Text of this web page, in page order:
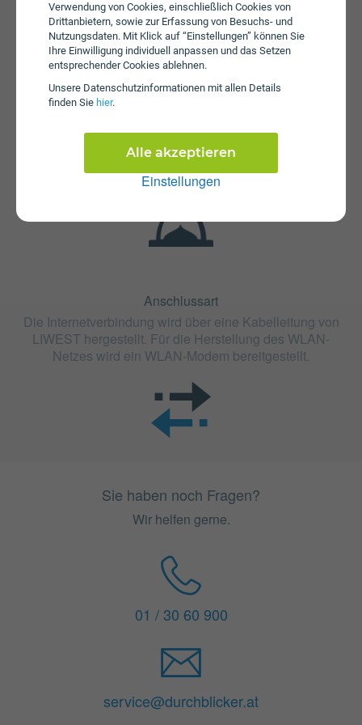
Verwendung von Cookies, einschließlich Cookies von
Drittanbietern, sowie zur Erfassung von Besuchs- und
Nutzungsdaten. Mit Klick auf “Einstellungen” können Sie
Ihre Einwilligung individuell anpassen und das Setzen
entsprechender Cookies ablehnen.
Unsere Daten­schutz­informationen mit allen Details
finden Sie hier.
Einstellungen
Alle akzeptieren
Fristen
Monate. Die Kündigungsfrist beträgt 1 Monat.
Anschlussart
Die Internetverbindung wird über eine Kabelleitung von
LIWEST hergestellt. Für die Herstellung des WLAN-
Netzes wird ein WLAN-Modem bereitgestellt.
Sie haben noch Fragen?
Wir helfen gerne.
01 / 30 60 900
service@durchblicker.at